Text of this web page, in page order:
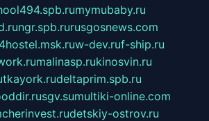
mymubaby.ru
ngr.spb.rurusgosnews.com
w-dev.ruf-ship.ru
malinasp.rukinosvin.ru
deltaprim.spb.ru
sgv.sumultiki-online.com
cherinvest.rudetskiy-ostrov.ru